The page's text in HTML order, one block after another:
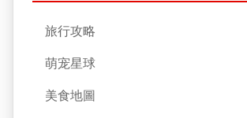
旅行攻略
萌宠星球
美食地圖